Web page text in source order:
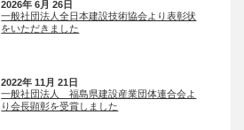
2026年 6月 26日
一般社団法人全日本建設技術協会より表彰状
をいただきました
2022年 11月 21日
一般社団法人 福島県建設産業団体連合会よ
り会長顕彰を受賞しました